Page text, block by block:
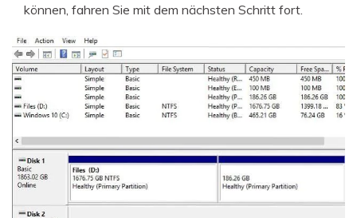
können, fahren Sie mit dem nächsten Schritt fort.